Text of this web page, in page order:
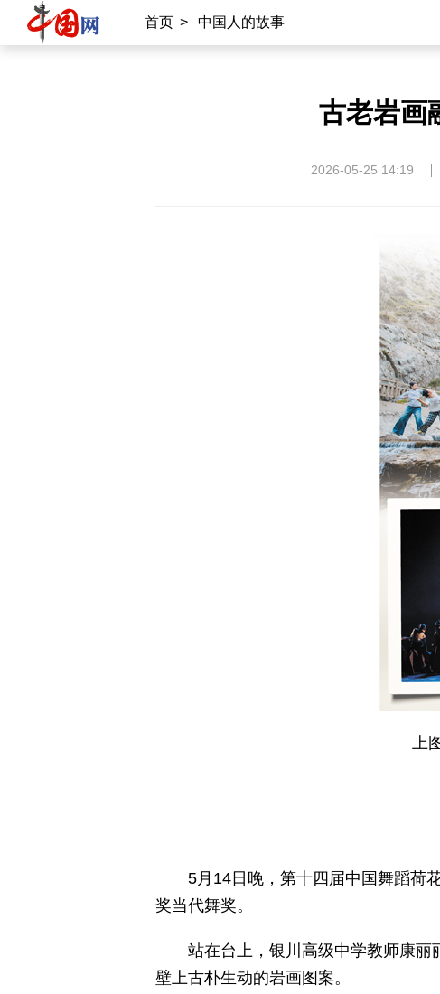
首页 > 中国人的故事
古老岩画
2026-05-25 14:19
上
5月14日晚，第十四届中国舞蹈荷
奖当代舞奖。
站在台上，银川高级中学教师康
壁上古朴生动的岩画图案。